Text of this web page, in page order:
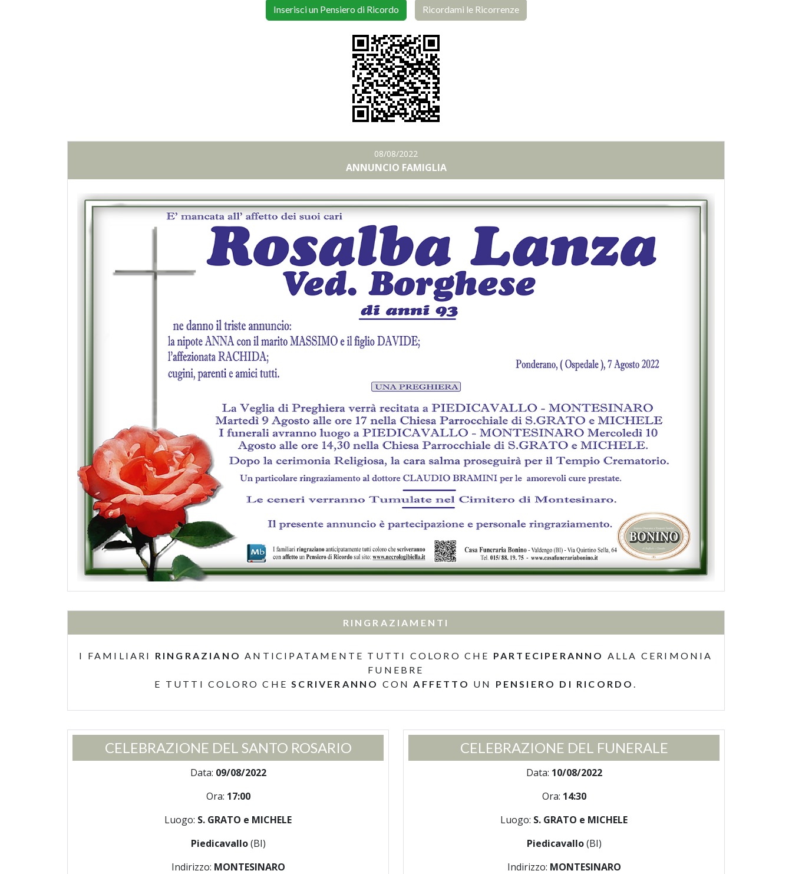
Inserisci un Pensiero di Ricordo Ricordami le Ricorrenze
08/08/2022
ANNUNCIO FAMIGLIA
RINGRAZIAMENTI
I FAMILIARI RINGRAZIANO ANTICIPATAMENTE TUTTI COLORO CHE PARTECIPERANNO
ALLA CERIMONIA
FUNEBRE
E TUTTI COLORO CHE SCRIVERANNO CON AFFETTO UN PENSIERO DI RICORDO
CELEBRAZIONE DEL SANTO ROSARIO
Data: 09/08/2022
Ora: 17:00
Luogo: S. GRATO e MICHELE
Piedicavallo(BI)
Indirizzo: MONTESINARO
CELEBRAZIONE DEL FUNERALE
Data: 10/08/2022
Ora: 14:30
Luogo: S. GRATO e MICHELE
Piedicavallo(BI)
Indirizzo: MONTESINARO